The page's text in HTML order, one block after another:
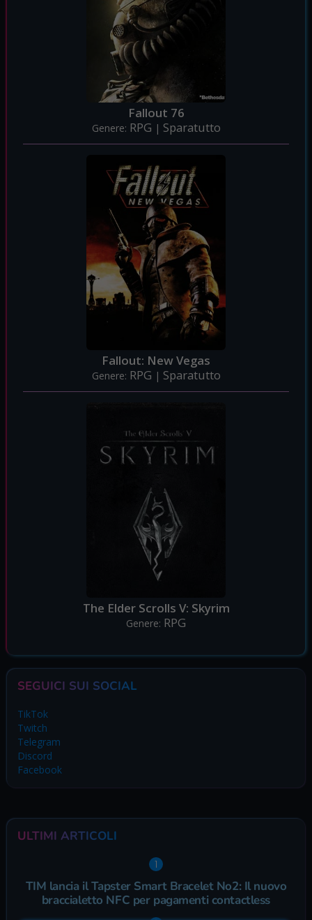
Fallout 76
Genere: RPG | Sparatutto
Fallout: New Vegas
Genere: RPG | Sparatutto
The Elder Scrolls V: Skyrim
Genere: RPG
SEGUICI SUI SOCIAL
TikTok
Twitch
Telegram
Discord
Facebook
ULTIMI ARTICOLI
TIM lancia il Tapster Smart Bracelet No2: Il nuovo
braccialetto NFC per pagamenti contactless